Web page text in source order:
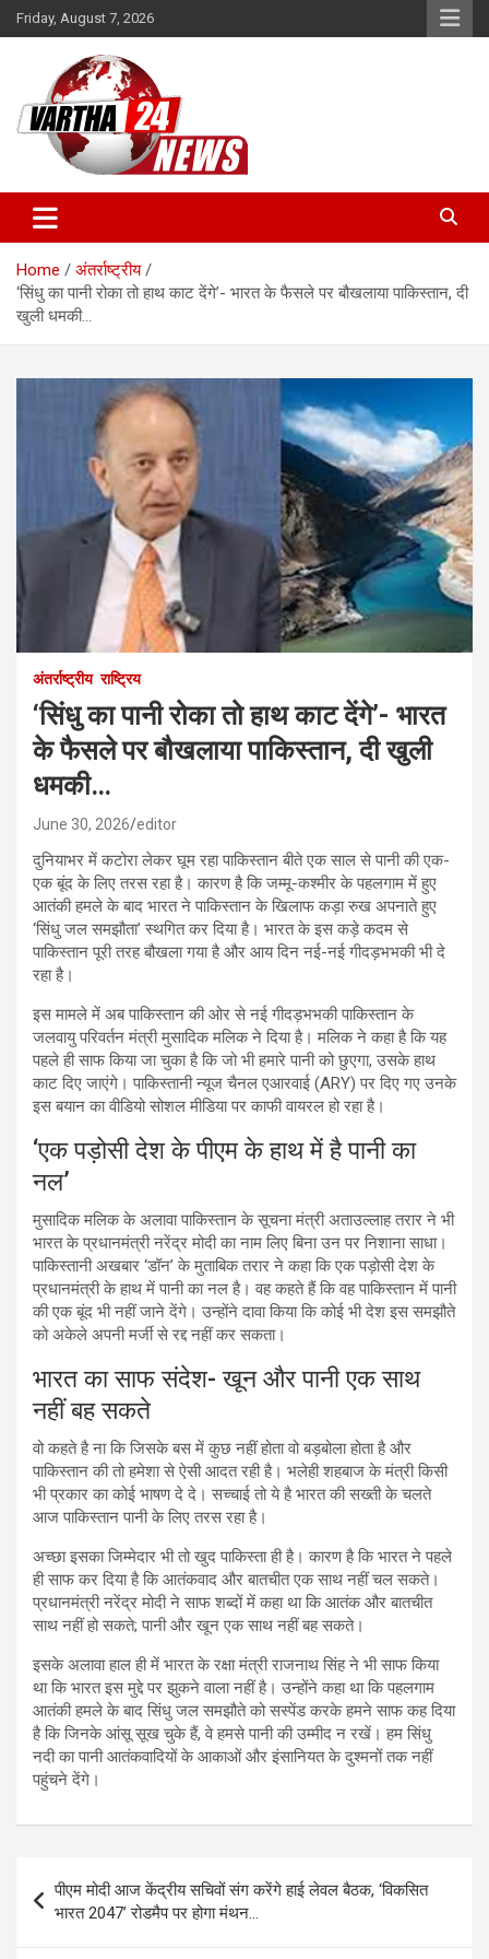
Skip
to
Friday, August 7, 2026
Vartha 24
Home
अंतर्राष्ट्रीय
‘सिंधु का पानी रोका तो हाथ काट देंगे’- भारत के फैसले पर बौखलाया पाकिस्तान, दी
खुली धमकी…
अंतर्राष्ट्रीय राष्ट्रिय
‘सिंधु का पानी रोका तो हाथ काट देंगे’- भारत
के फैसले पर बौखलाया पाकिस्तान, दी खुली
धमकी…
June 30, 2026 editor
दुनियाभर में कटोरा लेकर घूम रहा पाकिस्तान बीते एक साल से पानी की एक-
एक बूंद के लिए तरस रहा है। कारण है कि जम्मू-कश्मीर के पहलगाम में हुए
आतंकी हमले के बाद भारत ने पाकिस्तान के खिलाफ कड़ा रुख अपनाते हुए
‘सिंधु जल समझौता’ स्थगित कर दिया है। भारत के इस कड़े कदम से
पाकिस्तान पूरी तरह बौखला गया है और आय दिन नई-नई गीदड़भभकी भी दे
रहा है।
इस मामले में अब पाकिस्तान की ओर से नई गीदड़भभकी पाकिस्तान के
जलवायु परिवर्तन मंत्री मुसादिक मलिक ने दिया है। मलिक ने कहा है कि यह
पहले ही साफ किया जा चुका है कि जो भी हमारे पानी को छुएगा, उसके हाथ
काट दिए जाएंगे। पाकिस्तानी न्यूज चैनल एआरवाई (ARY) पर दिए गए उनके
इस बयान का वीडियो सोशल मीडिया पर काफी वायरल हो रहा है।
‘एक पड़ोसी देश के पीएम के हाथ में है पानी का
नल’
मुसादिक मलिक के अलावा पाकिस्तान के सूचना मंत्री अताउल्लाह तरार ने भी
भारत के प्रधानमंत्री नरेंद्र मोदी का नाम लिए बिना उन पर निशाना साधा।
पाकिस्तानी अखबार ‘डॉन’ के मुताबिक तरार ने कहा कि एक पड़ोसी देश के
प्रधानमंत्री के हाथ में पानी का नल है। वह कहते हैं कि वह पाकिस्तान में पानी
की एक बूंद भी नहीं जाने देंगे। उन्होंने दावा किया कि कोई भी देश इस समझौते
को अकेले अपनी मर्जी से रद्द नहीं कर सकता।
भारत का साफ संदेश- खून और पानी एक साथ
नहीं बह सकते
वो कहते है ना कि जिसके बस में कुछ नहीं होता वो बड़बोला होता है और
पाकिस्तान की तो हमेशा से ऐसी आदत रही है। भलेही शहबाज के मंत्री किसी
भी प्रकार का कोई भाषण दे दे। सच्चाई तो ये है भारत की सख्ती के चलते
आज पाकिस्तान पानी के लिए तरस रहा है।
अच्छा इसका जिम्मेदार भी तो खुद पाकिस्ता ही है। कारण है कि भारत ने पहले
ही साफ कर दिया है कि आतंकवाद और बातचीत एक साथ नहीं चल सकते।
प्रधानमंत्री नरेंद्र मोदी ने साफ शब्दों में कहा था कि आतंक और बातचीत
साथ नहीं हो सकते; पानी और खून एक साथ नहीं बह सकते।
इसके अलावा हाल ही में भारत के रक्षा मंत्री राजनाथ सिंह ने भी साफ किया
था कि भारत इस मुद्दे पर झुकने वाला नहीं है। उन्होंने कहा था कि पहलगाम
आतंकी हमले के बाद सिंधु जल समझौते को सस्पेंड करके हमने साफ कह दिया
है कि जिनके आंसू सूख चुके हैं, वे हमसे पानी की उम्मीद न रखें। हम सिंधु
नदी का पानी आतंकवादियों के आकाओं और इंसानियत के दुश्मनों तक नहीं
पहुंचने देंगे।
navigation
पीएम मोदी आज केंद्रीय सचिवों संग करेंगे हाई लेवल बैठक, ‘विकसित
भारत 2047’ रोडमैप पर होगा मंथन…